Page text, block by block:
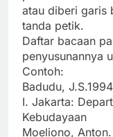
atau diberi garis
tanda petik.
Daftar bacaan
penyusunannya
Contoh:
Badudu,
I. Jakarta:
Kebudayaan
Moeliono,